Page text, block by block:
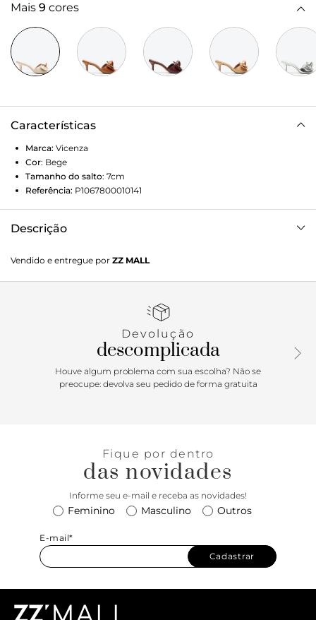
Mais 9 cores
Características
Marca: Vicenza
Cor: Bege
Tamanho do salto: 7cm
Referência: P1067800010141
Descrição
sofisticada e descomplicada para compor looks casuais e
elegantes. A cara da temporada!
Vendido e entregue por ZZ MALL
Devolução
descomplicada
Houve algum problema com sua escolha? Não se
preocupe: devolva seu pedido de forma gratuita
Fique por dentro
das novidades
Informe seu e-mail e receba as novidades!
Feminino Masculino Outros
E-mail*
Cadastrar